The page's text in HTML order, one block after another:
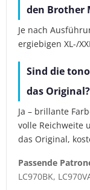
den Brother
Je nach
ergiebigen XL-/
Sind die
das Original?
Ja – brillante
volle Reichweite
das Original,
Passende
LC970BK,